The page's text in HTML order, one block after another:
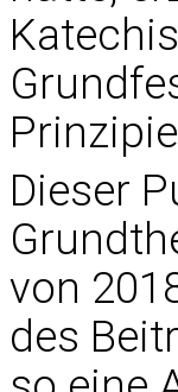
Dieser
von
des